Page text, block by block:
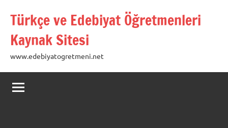
Türkçe ve Edebiyat Öğretmenleri
Kaynak Sitesi
www.edebiyatogretmeni.net